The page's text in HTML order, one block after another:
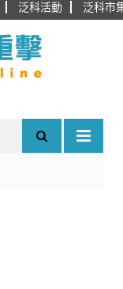
泛科活動 泛科市